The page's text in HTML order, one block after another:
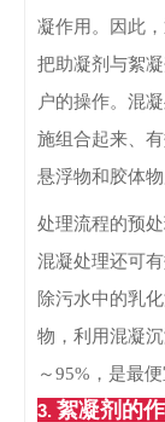
凝作用。因此
把助凝剂与絮
户的操作。 混
施组合起来、
悬浮物和胶体
处理流程的预
混凝处理还可
除污水中的乳
物，利用混凝
～95%，是最
3. 絮凝剂的